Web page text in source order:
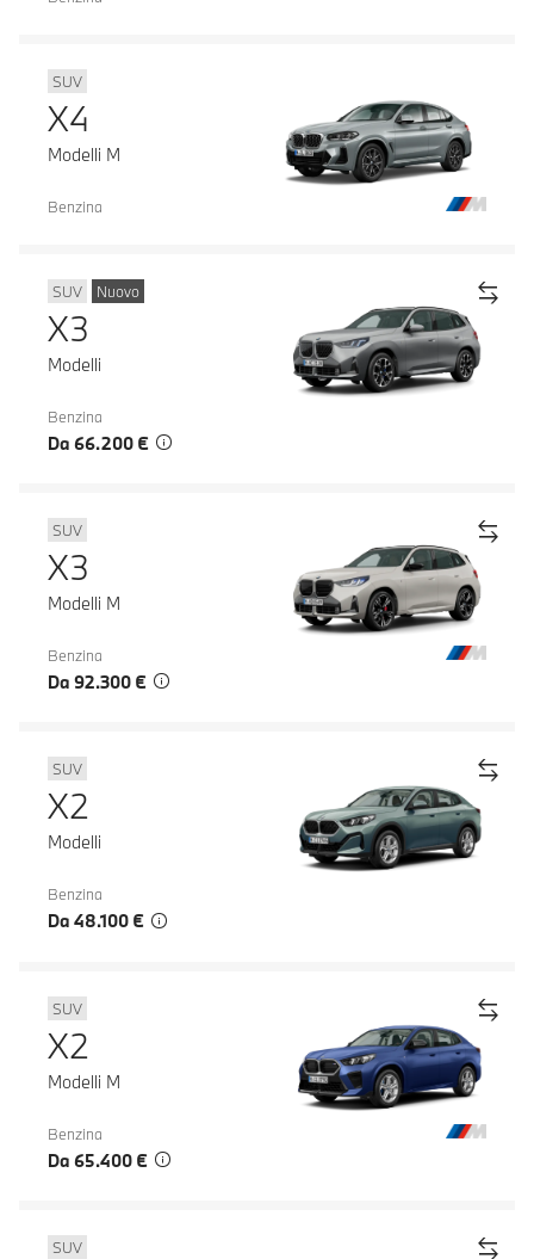
SUV
X4
Modelli M
Benzina
SUV Nuovo
X3
Modelli
Benzina
Da 66.200 €
SUV
X3
Modelli M
Benzina
Da 92.300 €
SUV
X2
Modelli
Benzina
Da 48.100 €
SUV
X2
Modelli M
Benzina
Da 65.400 €
SUV